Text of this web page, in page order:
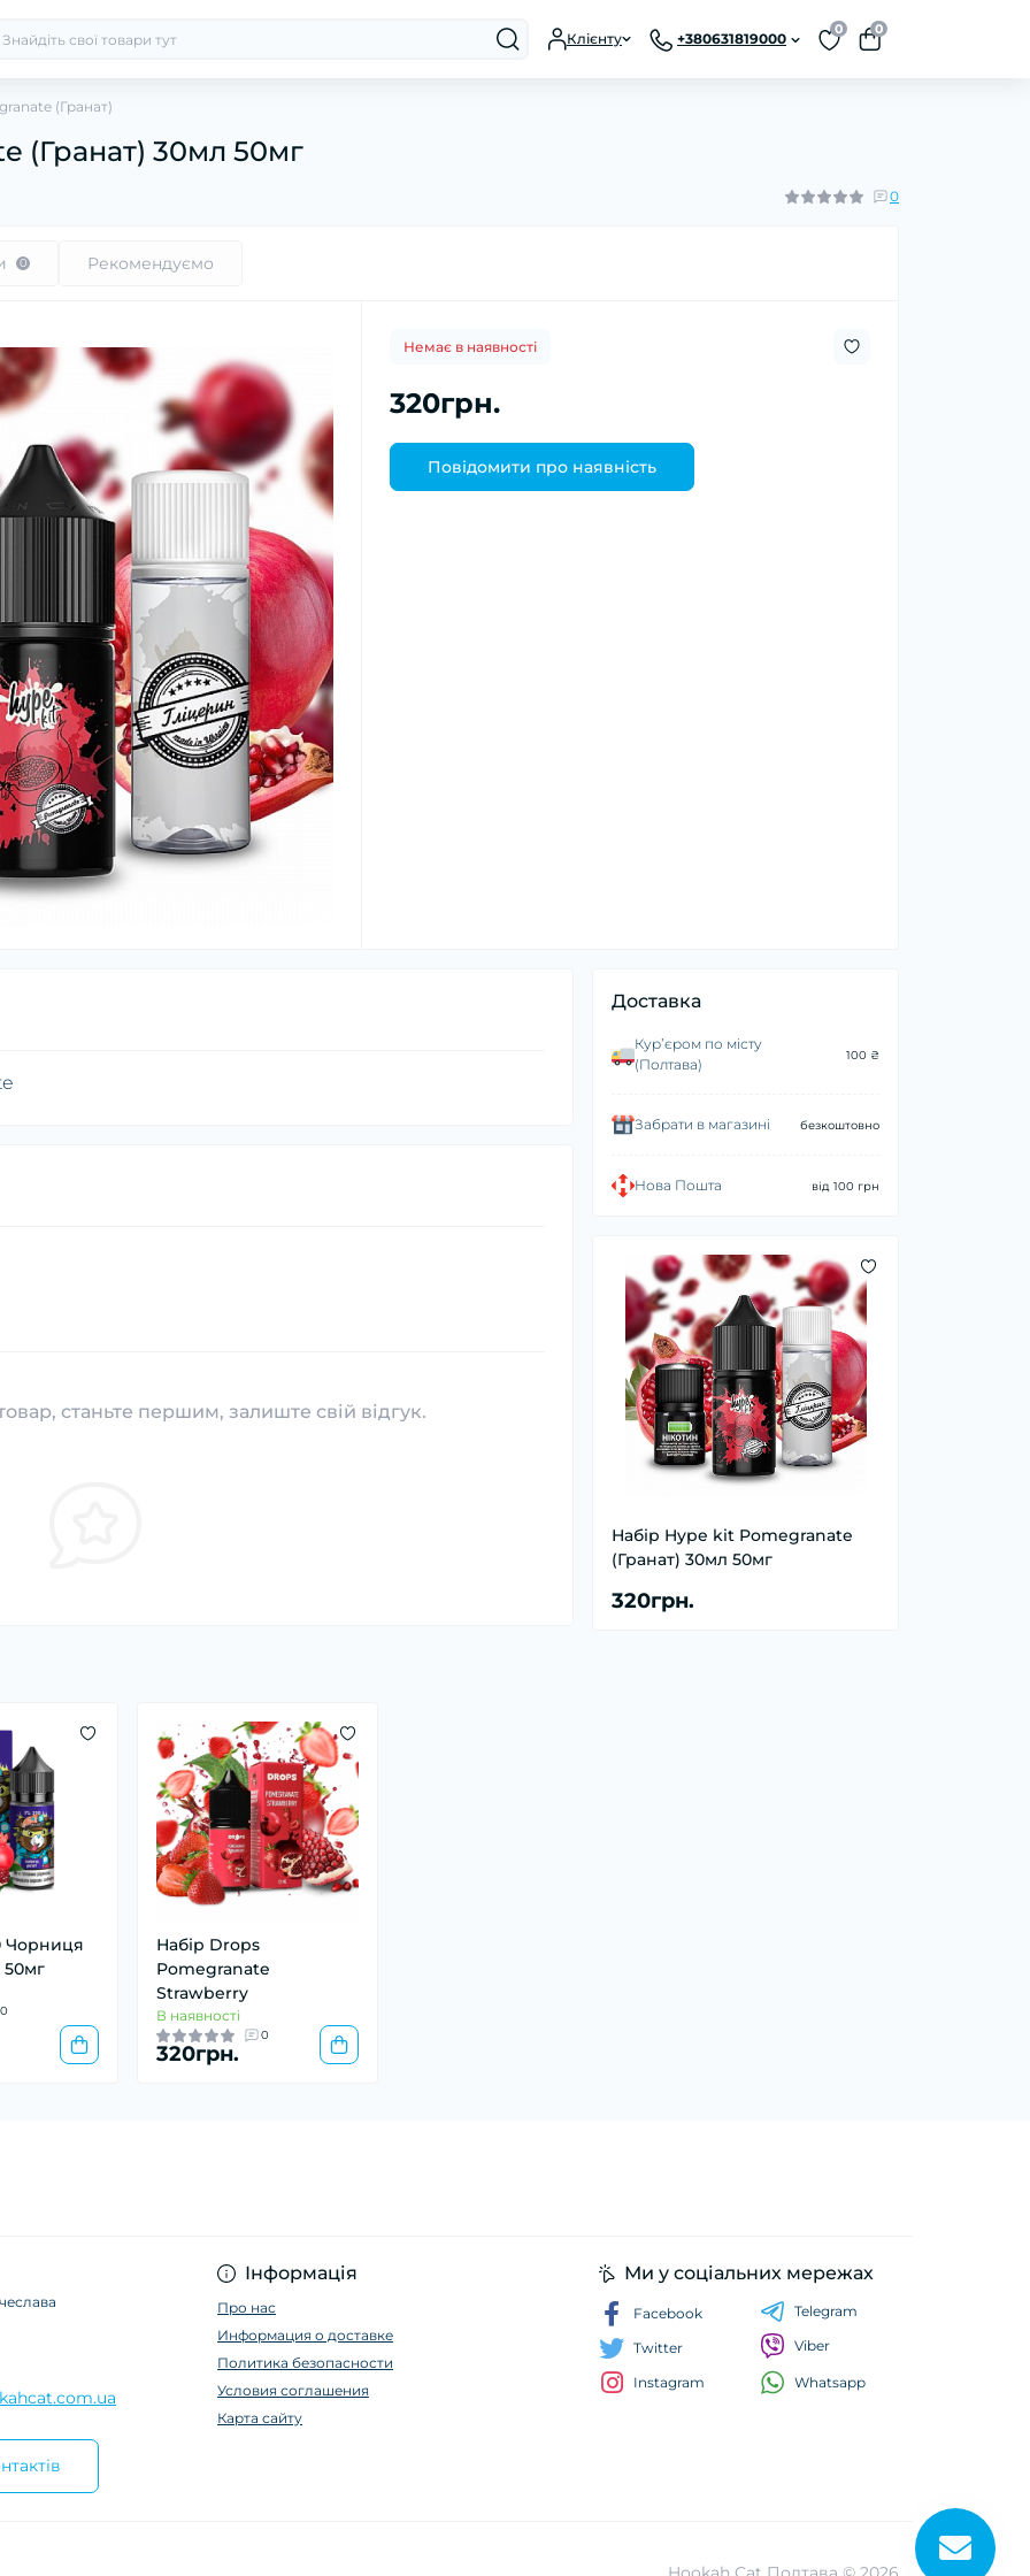
Клієнту +380631819000
0 0
(Гранат)
(Гранат) 30мл 50мг
0
0 Рекомендуємо
Немає в наявності
320грн.
Повідомити про наявність
Доставка
Курʼєром по місту
(Полтава)
100 ₴
Забрати в магазині безкоштовно
Нова Пошта від 100 грн
Набір Hype kit Pomegranate
(Гранат) 30мл 50мг
320грн.
станьте першим, залиште свій відгук.
Чорниця
50мг
0
Набір Drops
Pomegranate
Strawberry
В наявності
0
320грн.
Інформація
Про нас
Информация о доставке
Политика безопасности
Условия соглашения
Карта сайту
Ми у соціальних мережах
Facebook
Twitter
Instagram
Telegram
Viber
Whatsapp